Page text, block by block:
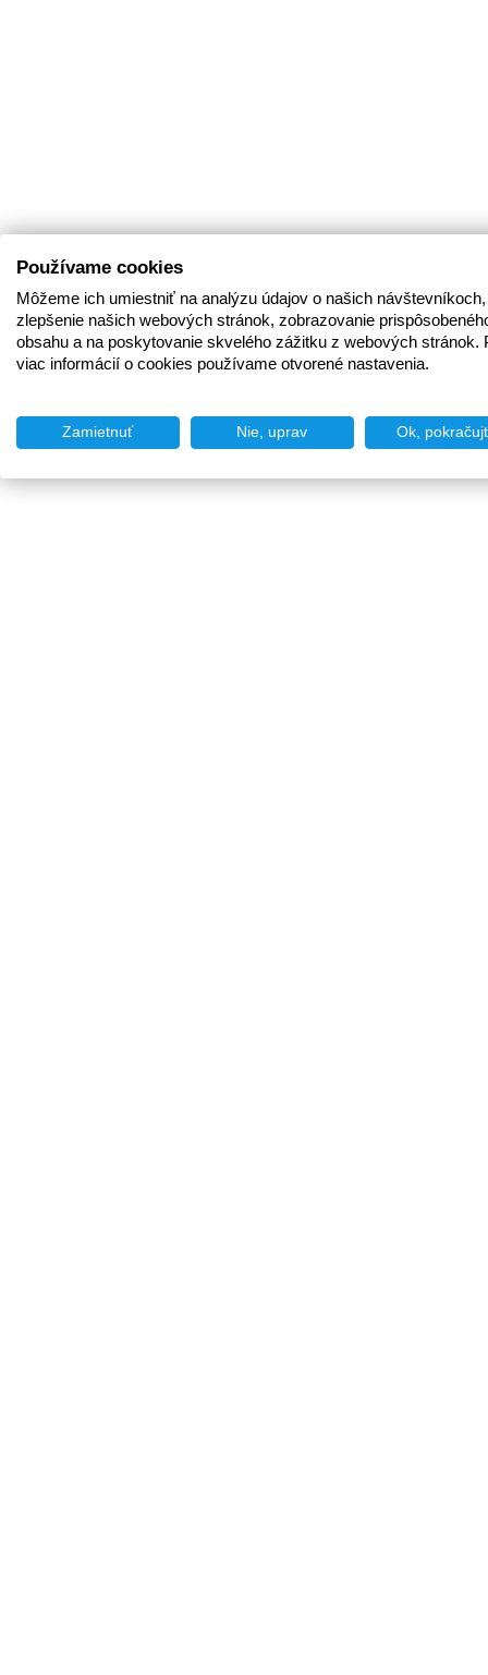
Používame cookies
Môžeme ich umiestniť na analýzu údajov o našich
zlepšenie našich webových stránok, zobrazovanie
obsahu a na poskytovanie skvelého zážitku z webových stránok.
viac informácií o cookies používame otvorené nastavenia.
Zamietnuť Nie, uprav Ok,